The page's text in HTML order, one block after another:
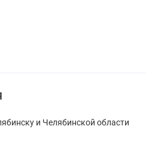
и Челябинской области